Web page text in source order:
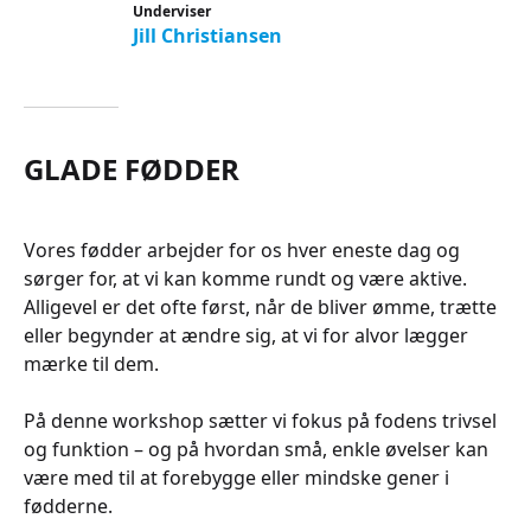
Underviser
Jill Christiansen
GLADE FØDDER
Vores fødder arbejder for os hver eneste dag og
sørger for, at vi kan komme rundt og være aktive.
Alligevel er det ofte først, når de bliver ømme, trætte
eller begynder at ændre sig, at vi for alvor lægger
mærke til dem.
På denne workshop sætter vi fokus på fodens trivsel
og funktion – og på hvordan små, enkle øvelser kan
være med til at forebygge eller mindske gener i
fødderne.